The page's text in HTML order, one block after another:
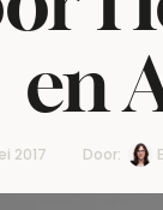
en
2017 Door: